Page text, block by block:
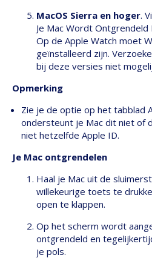
MacOS Sierra en hoger.
Je Mac Wordt Ontgrendeld
Op de Apple Watch moet
geïnstalleerd zijn.
bij deze versies niet
Opmerking
Zie je de optie op het tabblad
ondersteunt je Mac dit niet of
niet hetzelfde Apple ID.
Je Mac ontgrendelen
Haal je Mac uit de
willekeurige toets te
open te klappen.
Op het scherm wordt
ontgrendeld en
je pols.